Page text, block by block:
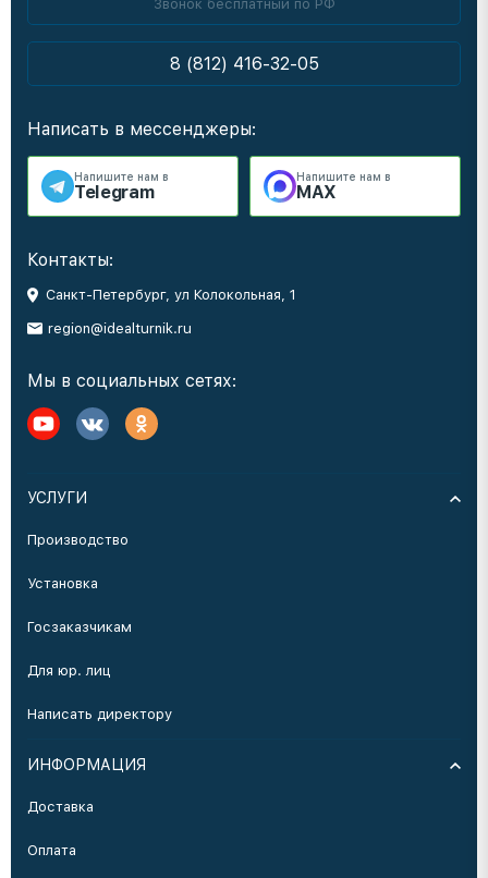
Звонок бесплатный по РФ
8 (812) 416-32-05
Написать в мессенджеры:
Напишите нам в
Telegram
Напишите нам в
MAX
Контакты:
Санкт-Петербург, ул Колокольная, 1
region@idealturnik.ru
Мы в социальных сетях:
УСЛУГИ
Производство
Установка
Госзаказчикам
Для юр. лиц
Написать директору
ИНФОРМАЦИЯ
Доставка
Оплата